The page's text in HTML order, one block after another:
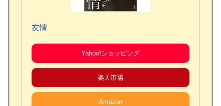
友情
Yahoo!ショッピング
楽天市場
Amazon